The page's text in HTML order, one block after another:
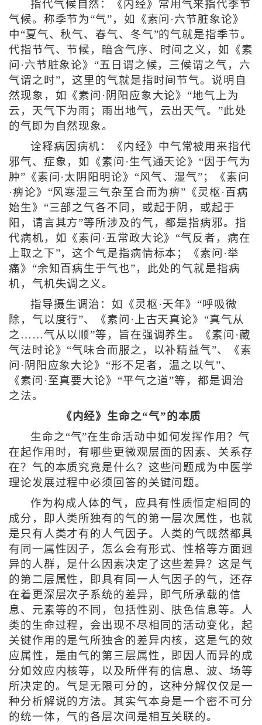
指代气候自然：《内经》常用气来指代季节
气候。称季节为“气”，如《素问·六节脏象论》
中“夏气、秋气、春气、冬气”的气就是指季节。
代指节气、节候，暗含气序、时间之义，如《素
问·六节脏象论》“五日谓之候，三候谓之气，六
气谓之时”，这里的气就是指时间节气。说明自
然现象，如《素问·阴阳应象大论》“地气上为
云，天气下为雨；雨出地气，云出天气。”此处
的气即为自然现象。
诠释病因病机：《内经》中气常被用来指代
邪气、症象，如《素问·生气通天论》“因于气为
肿”《素问·太阴阳明论》“风气、湿气”；《素问
·痹论》“风寒湿三气杂至合而为痹”《灵枢·百病
始生》“三部之气各不同，或起于阴，或起于
阳，请言其方”等所涉及的气，都是指病邪。指
代病机，如《素问·五常政大论》“气反者，病在
上取之下”，这个气是指病情标本；《素问·举
痛》“余知百病生于气也”，此处的气就是指病
机，气机失调之义。
指导摄生调治：如《灵枢·天年》“呼吸微
除，气以度行”、《素问·上古天真论》“真气从
之……气从以顺”等，旨在强调养生。《素问·藏
气法时论》“气味合而服之，以补精益气”、《素
问·阴阳应象大论》“形不足者，温之以气”、
《素问·至真要大论》“平气之道”等，都是调治
之法。
《内经》生命之“气”的本质
生命之“气”在生命活动中如何发挥作用？气
在起作用时，有哪些更微观层面的因素、关系存
在？气的本质究竟是什么？这些问题成为中医学
理论发展过程中必须回答的关键问题。
作为构成人体的气，应具有性质恒定相同的
成分，即人类所独有的气的第一层次属性，也就
是只有人类才有的人气因子。人类的气既然都具
有同一属性因子，怎么会有形式、性格等方面迥
异的人群，是什么因素决定了这些差异？这是气
的第二层属性，即具有同一人气因子的气，还存
在着更深层次子系统的差异，即气所承载的信
息、元素等的不同，包括性别、肤色信息等。人
类的生命过程，会出现不尽相同的活动变化，起
关键作用的是气所独含的差异内核，这是气的效
应属性，是由气的第三层属性，即因人而异的成
分如效应内核等，以及所伴有的信息、波、场等
所决定的。气是无限可分的，这种分解仅仅是一
种分析解说的方法。其实气本身是一个密不可分
的统一体，气的各层次间是相互关联的。